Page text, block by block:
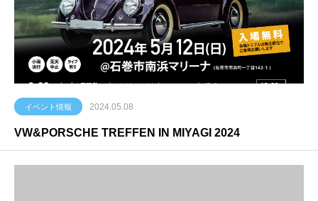
イベント情報 2024.05.08
VW&PORSCHE TREFFEN IN MIYAGI 2024